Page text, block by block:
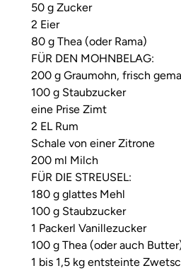
50 g Zucker
2 Eier
80 g Thea (oder Rama)
FÜR DEN MOHNBELAG:
200 g Graumohn, frisch
100 g Staubzucker
eine Prise Zimt
2 EL Rum
Schale von einer Zitrone
200 ml Milch
FÜR DIE STREUSEL:
180 g glattes Mehl
100 g Staubzucker
1 Packerl Vanillezucker
100 g Thea (oder auch
1 bis 1,5 kg entsteinte